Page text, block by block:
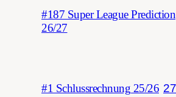
#187 Super League Prediction
26/27
#1 Schlussrechnung 25/26